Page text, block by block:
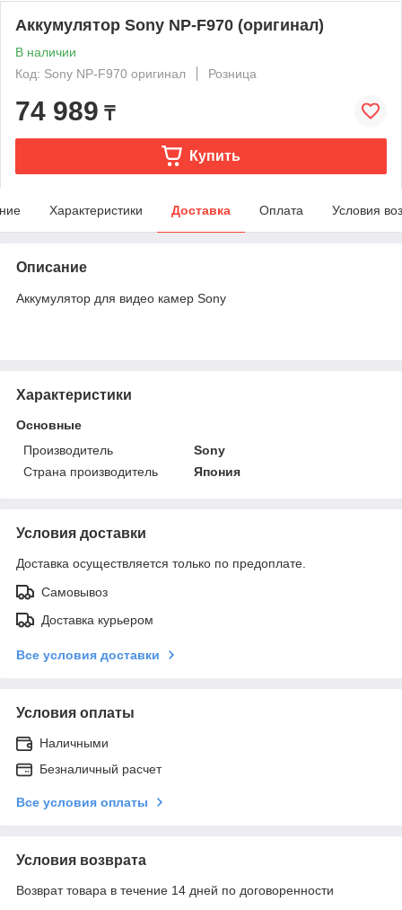
Аккумулятор Sony NP-F970 (оригинал)
В наличии
Код: Sony NP-F970 оригинал
Розница
74 989 ₸
Купить
Характеристики Доставка Оплата Условия
Описание
Аккумулятор для видео камер Sony
Характеристики
Основные
Производитель
Sony
Страна производитель
Япония
Условия доставки
Доставка осуществляется только по предоплате.
Самовывоз
Доставка курьером
Все условия доставки
Условия оплаты
Наличными
Безналичный расчет
Все условия оплаты
Условия возврата
Возврат товара в течение 14 дней по договоренности